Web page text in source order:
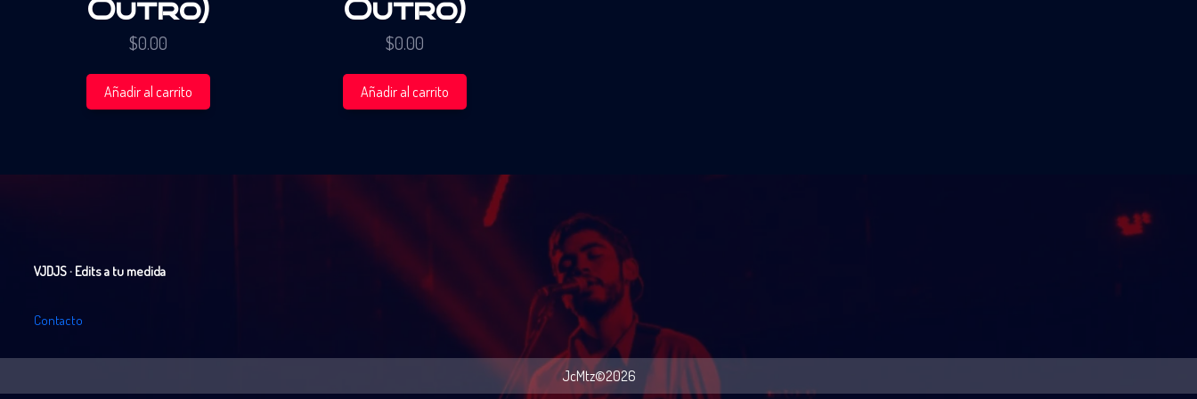
Outro)
$0.00
Añadir al carrito
Outro)
$0.00
Añadir al carrito
VJDJS · Edits a tu medida
Contacto
JcMtz©2026